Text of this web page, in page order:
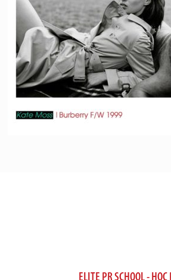
ELITE PR SCHOOL -